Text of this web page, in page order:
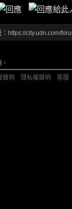
：https://city.udn.com/
聲明 隱私權聲明 客服